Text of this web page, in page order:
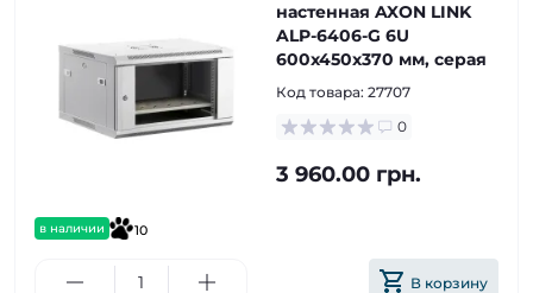
в наличии 10
настенная AXON LINK
ALP-6406-G 6U
600x450x370 мм, серая
Код товара: 27707
0
3 960.00 грн.
В корзину